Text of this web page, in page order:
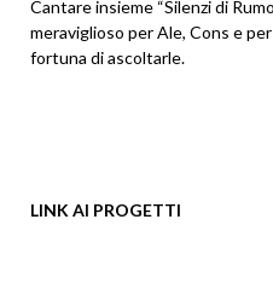
Cantare insieme “Silenzi di
meraviglioso per Ale, Cons e
fortuna di ascoltarle.
LINK AI PROGETTI